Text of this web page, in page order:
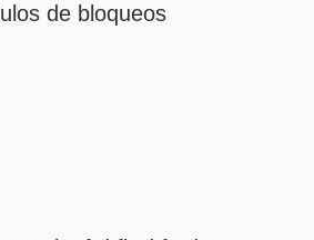
de bloqueos